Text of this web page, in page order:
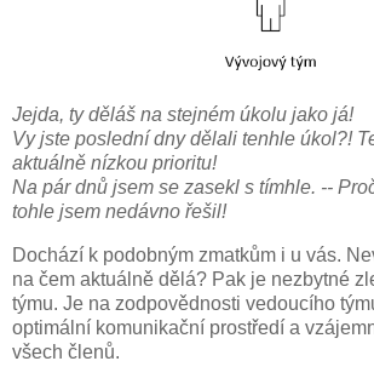
Jejda, ty děláš na stejném úkolu jako já!
Vy jste poslední dny dělali tenhle úkol?!
aktuálně nízkou prioritu!
Na pár dnů jsem se zasekl s tímhle. --
tohle jsem nedávno řešil!
Dochází k podobným zmatkům i u vás.
na čem aktuálně dělá? Pak je nezbytné
týmu. Je na zodpovědnosti vedoucího
optimální komunikační prostředí a
všech členů.